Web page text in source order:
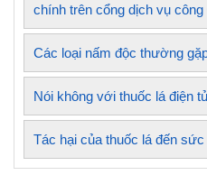
chính trên cổng dịch vụ công
Các loại nấm độc thường
Nói không với thuốc lá điện
Tác hại của thuốc lá đến